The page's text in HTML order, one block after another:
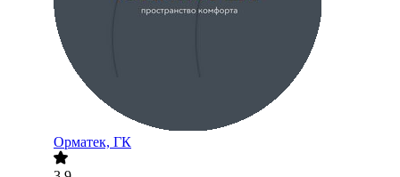
Орматек, ГК